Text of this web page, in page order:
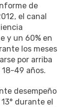
de
el canal
y un 60% en
los meses
por arriba
49 años.
desempeño
durante el